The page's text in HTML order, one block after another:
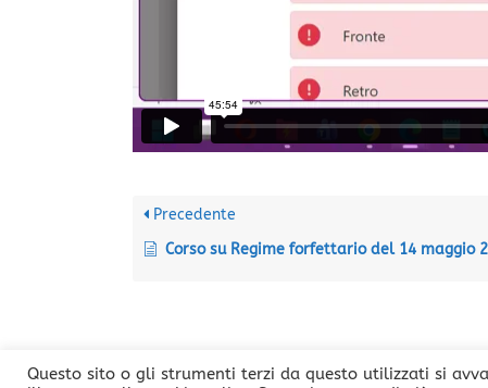
Precedente
Corso su Regime forfettario del 14 maggio
Questo sito o gli strumenti terzi da questo utilizzati si